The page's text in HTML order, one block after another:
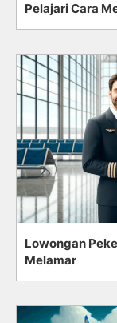
Pelajari Cara
Lowongan
Melamar